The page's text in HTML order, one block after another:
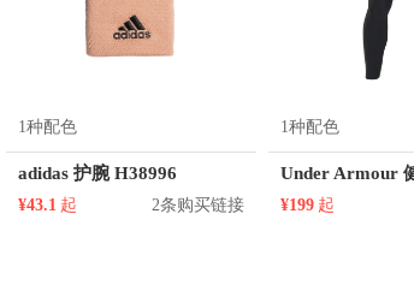
Tiffany &Co./蒂芙尼
VICTOR/威克多
Vans/范斯
1种配色
adidas 护腕 H38996
¥43.1 起 2条购买链接
1种配色
¥199 起